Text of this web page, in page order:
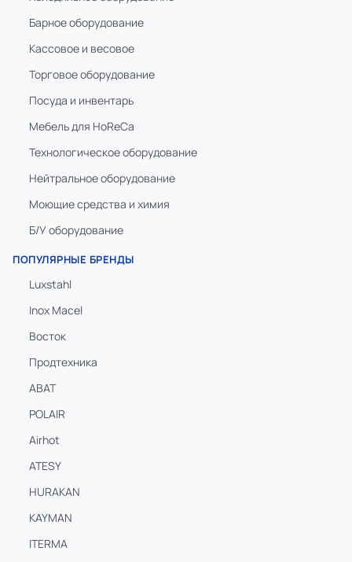
Барное оборудование
Кассовое и весовое
Торговое оборудование
Посуда и инвентарь
Мебель для HoReCa
Технологическое оборудование
Нейтральное оборудование
Моющие средства и химия
Б/У оборудование
ПОПУЛЯРНЫЕ БРЕНДЫ
Luxstahl
Inox Macel
Восток
Продтехника
ABAT
POLAIR
Airhot
ATESY
HURAKAN
KAYMAN
ITERMA